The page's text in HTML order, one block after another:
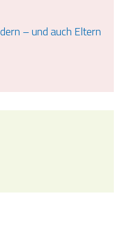
– und auch Eltern